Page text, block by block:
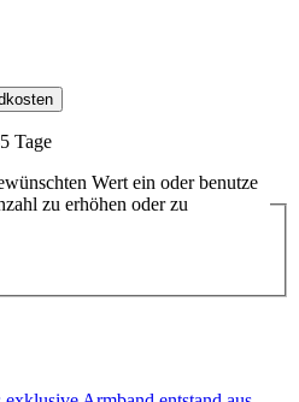
Tage
Wert ein oder benutze
zu erhöhen oder zu